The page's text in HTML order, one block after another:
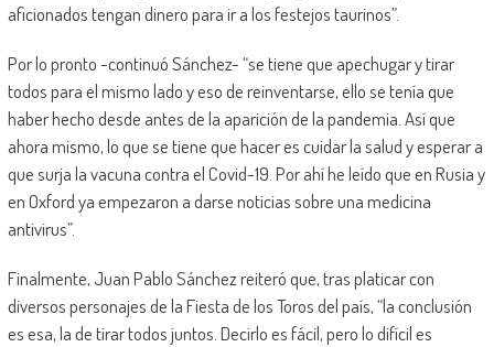
aficionados tengan dinero para ir a los festejos taurinos”.
Por lo pronto -continuó Sánchez- “se tiene que apechugar y tirar
todos para el mismo lado y eso de reinventarse, ello se tenía que
haber hecho desde antes de la aparición de la pandemia. Así que
ahora mismo, lo que se tiene que hacer es cuidar la salud y esperar a
que surja la vacuna contra el Covid-19. Por ahí he leído que en Rusia y
en Oxford ya empezaron a darse noticias sobre una medicina
antivirus”.
Finalmente, Juan Pablo Sánchez reiteró que, tras platicar con
diversos personajes de la Fiesta de los Toros del país, “la conclusión
es esa, la de tirar todos juntos. Decirlo es fácil, pero lo difícil es